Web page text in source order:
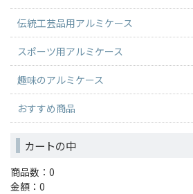
伝統工芸品用アルミケース
スポーツ用アルミケース
趣味のアルミケース
おすすめ商品
カートの中
商品数：0
金額：0